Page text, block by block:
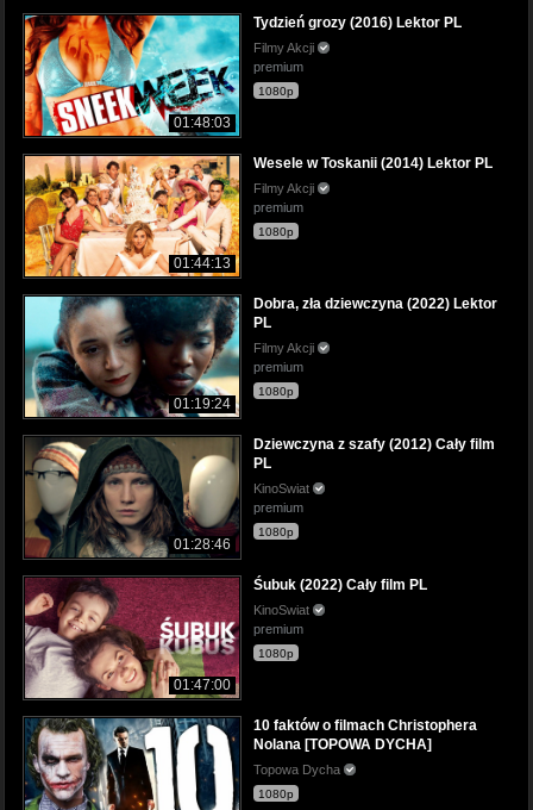
01:48:03
Tydzień grozy (2016) Lektor PL
Filmy Akcji
premium
1080p
01:44:13
Wesele w Toskanii (2014) Lektor PL
Filmy Akcji
premium
1080p
01:19:24
Dobra, zła dziewczyna (2022) Lektor
PL
Filmy Akcji
premium
1080p
01:28:46
Dziewczyna z szafy (2012) Cały film
PL
KinoSwiat
premium
1080p
01:47:00
Śubuk (2022) Cały film PL
KinoSwiat
premium
1080p
10 faktów o filmach Christophera
Nolana [TOPOWA DYCHA]
Topowa Dycha
1080p